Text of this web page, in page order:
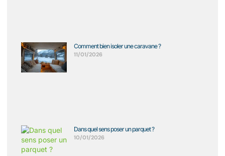
Comment bien isoler une caravane ?
11/01/2026
Dans quel sens poser un parquet ?
10/01/2026